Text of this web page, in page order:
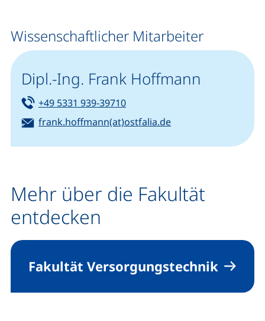
Wissenschaftlicher Mitarbeiter
Dipl.-Ing. Frank Hoffmann
Tel:
+49 5331 939-39710(startet einen Telefonanruf,
E-Mail:
frank.hoffmann(at)ostfalia.de(öffnet Ihr E-Mail-
Mehr über die Fakultät
entdecken
Fakultät Versorgungstechnik